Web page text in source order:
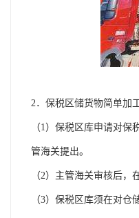
2．保税区储货物简单加
（1）保税区库申请对
管海关提出。
（2）主管海关审核后
（3）保税区库须在对